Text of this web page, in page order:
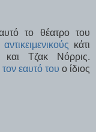
το θέατρο του
αντικειμενικούς κάτι
και Τζακ Νόρρις.
εαυτό του ο ίδιος